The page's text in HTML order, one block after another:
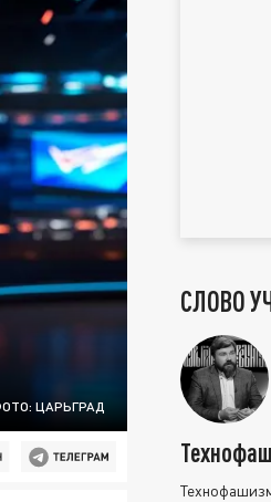
ЦАРЬГРАД
СЛОВО